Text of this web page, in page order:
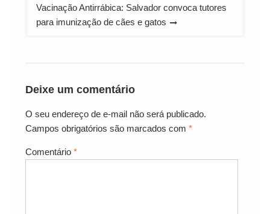
Vacinação Antirrábica: Salvador convoca tutores
para imunização de cães e gatos
Deixe um comentário
O seu endereço de e-mail não será publicado.
Campos obrigatórios são marcados com *
Comentário *